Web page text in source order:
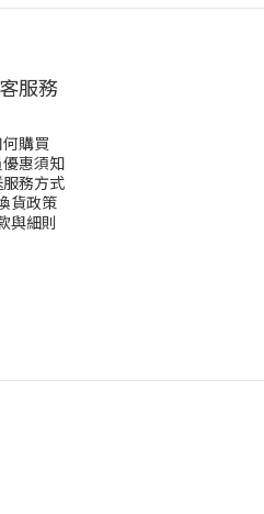
服務
購買
惠須知
務方式
貨政策
與細則